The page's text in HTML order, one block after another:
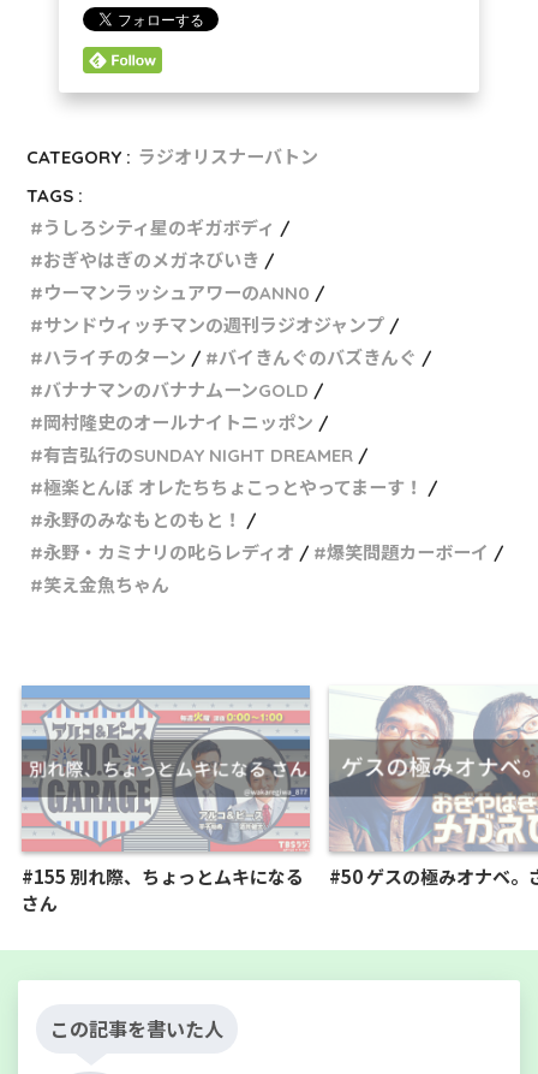
CATEGORY : ラジオリスナーバトン
TAGS :
うしろシティ星のギガボディ
おぎやはぎのメガネびいき
ウーマンラッシュアワーのANN0
サンドウィッチマンの週刊ラジオジャンプ
ハライチのターン
バイきんぐのバズきんぐ
バナナマンのバナナムーンGOLD
岡村隆史のオールナイトニッポン
有吉弘行のSUNDAY NIGHT DREAMER
極楽とんぼ オレたちちょこっとやってまーす！
永野のみなもとのもと！
永野・カミナリの叱らレディオ
爆笑問題カーボーイ
笑え金魚ちゃん
#155 別れ際、ちょっとムキになる
さん
#50 ゲスの極みオナベ。
この記事を書いた人